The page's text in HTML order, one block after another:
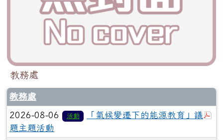
教務處
教務處
2026-08-06 活動
「氣候變遷下的能源教育」議
題主題活動